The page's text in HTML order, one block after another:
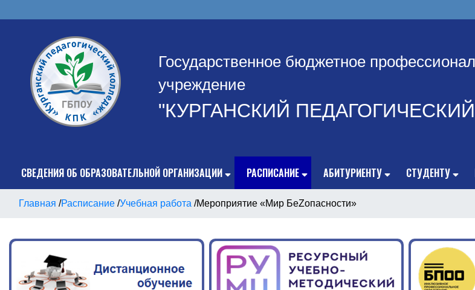
Государственное бюджетное
учреждение
"КУРГАНСКИЙ
СВЕДЕНИЯ ОБ ОБРАЗОВАТЕЛЬНОЙ ОРГАНИЗАЦИИ РАСПИСАНИЕ АБИТУРИЕНТУ СТУДЕНТУ
Главная /Расписание /Учебная работа /Мероприятие «Мир БеZопасности»